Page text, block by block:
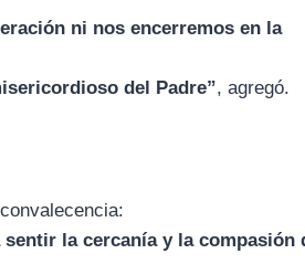
ni nos encerremos en la
del Padre”, agregó.
la cercanía y la compasión